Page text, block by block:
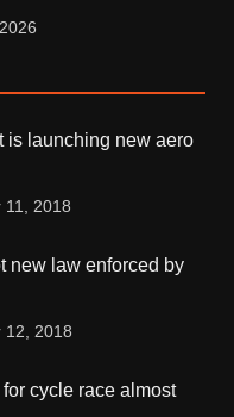
is launching new aero
11, 2018
new law enforced by
12, 2018
cycle race almost